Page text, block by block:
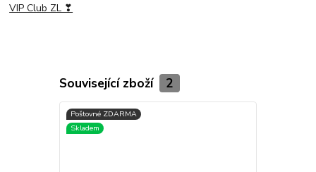
VIP Club ZL ❣
Související zboží 2